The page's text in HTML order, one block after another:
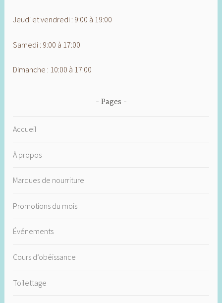
Jeudi et vendredi : 9:00 à 19:00
Samedi : 9:00 à 17:00
Dimanche : 10:00 à 17:00
Pages
Accueil
À propos
Marques de nourriture
Promotions du mois
Événements
Cours d’obéissance
Toilettage